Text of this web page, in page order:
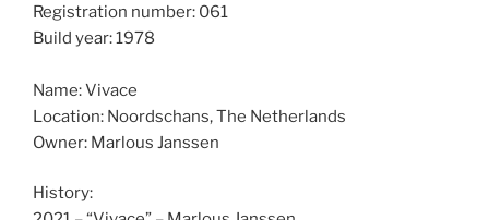
Registration number: 061
Build year: 1978
Name: Vivace
Location: Noordschans, The Netherlands
Owner: Marlous Janssen
History: